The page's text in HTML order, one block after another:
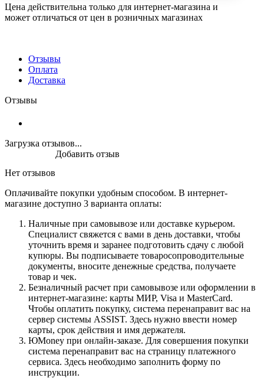
Цена действительна только для интернет-магазина и
может отличаться от цен в розничных магазинах
Отзывы
Оплата
Доставка
Отзывы
Загрузка отзывов...
Нет отзывов
Добавить отзыв
Оплачивайте покупки удобным способом. В интернет-
магазине доступно 3 варианта оплаты:
Наличные при самовывозе или доставке курьером.
Специалист свяжется с вами в день доставки, чтобы
уточнить время и заранее подготовить сдачу с любой
купюры. Вы подписываете товаросопроводительные
документы, вносите денежные средства, получаете
товар и чек.
Безналичный расчет при самовывозе или оформлении в
интернет-магазине: карты МИР, Visa и MasterCard.
Чтобы оплатить покупку, система перенаправит вас на
сервер системы ASSIST. Здесь нужно ввести номер
карты, срок действия и имя держателя.
ЮMoney при онлайн-заказе. Для совершения покупки
система перенаправит вас на страницу платежного
сервиса. Здесь необходимо заполнить форму по
инструкции.